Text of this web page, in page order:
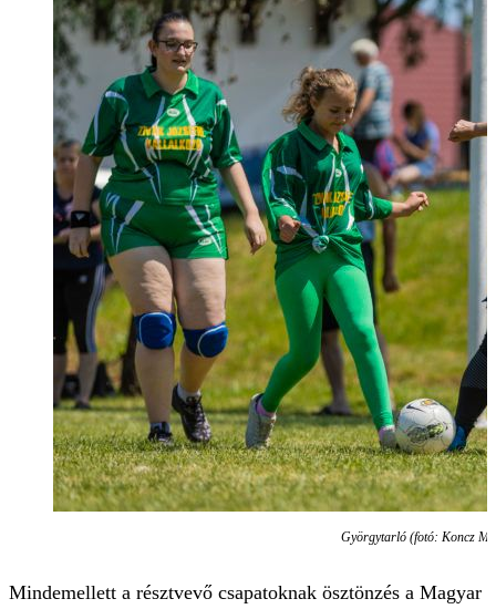
Györgytarló (fotó: Koncz
Mindemellett a résztvevő csapatoknak ösztönzés a Magyar